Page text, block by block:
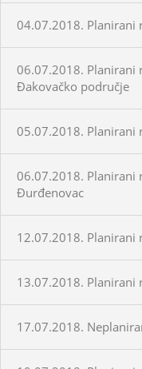
04.07.2018. Planirani
06.07.2018. Planirani
Đakovačko područje
05.07.2018. Planirani
06.07.2018. Planirani
Đurđenovac
12.07.2018. Planirani
13.07.2018. Planirani
17.07.2018.